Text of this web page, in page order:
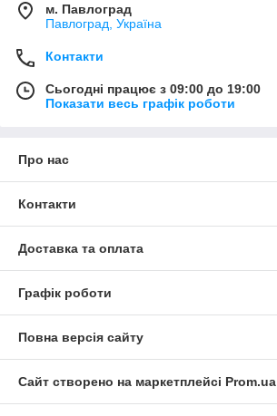
м. Павлоград
Павлоград, Україна
Контакти
Сьогодні працює з 09:00 до 19:00
Показати весь графік роботи
Про нас
Контакти
Доставка та оплата
Графік роботи
Повна версія сайту
Сайт створено на маркетплейсі Prom.ua